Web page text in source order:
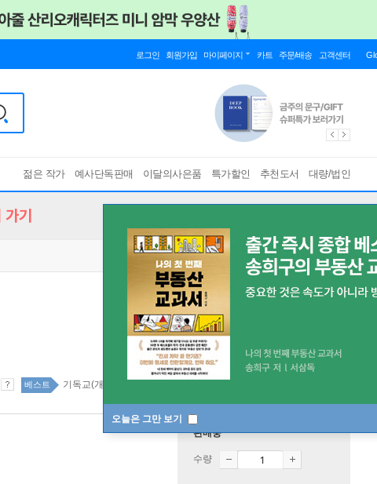
로그인 회원가입 마이페이지 카트 주문/배송 고객센터
젊은 작가 예사단독판매 이달의사은품 특가할인 추천도서 대량/법인
오늘은 그만 보기
가기
베스트 기독교(개신교) top100 1주
판매중
수량